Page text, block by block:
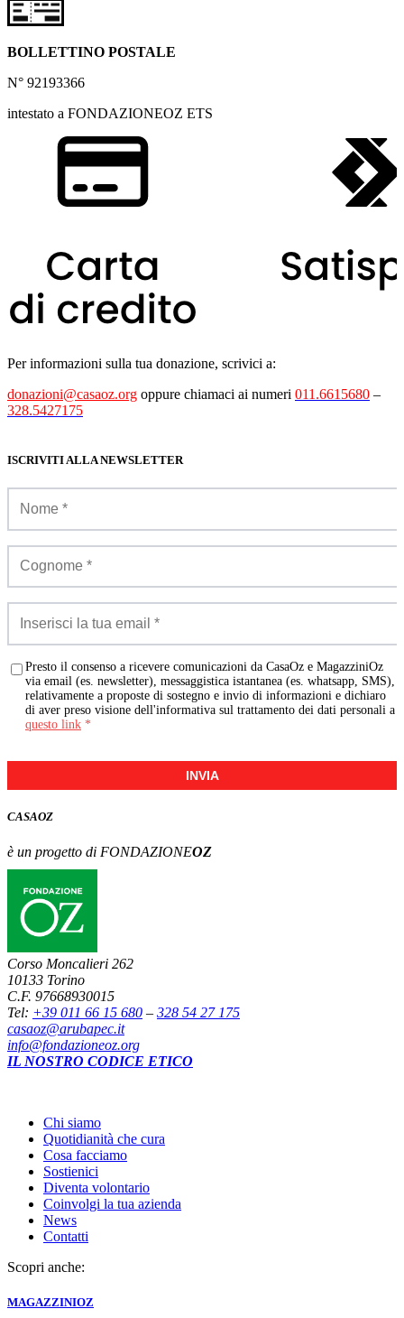
BOLLETTINO POSTALE
N° 92193366
intestato a FONDAZIONEOZ ETS
Per informazioni sulla tua donazione, scrivici a:
donazioni@casaoz.org oppure chiamaci ai numeri 011.6615680 –
328.5427175
ISCRIVITI ALLA NEWSLETTER
Presto il consenso a ricevere comunicazioni da CasaOz e MagazziniOz
via email (es. newsletter), messaggistica istantanea (es. whatsapp, SMS),
relativamente a proposte di sostegno e invio di informazioni e dichiaro
di aver preso visione dell'informativa sul trattamento dei dati personali a
questo link *
INVIA
CASAOZ
è un progetto di FONDAZIONEOZ
Corso Moncalieri 262
10133 Torino
C.F. 97668930015
Tel: +39 011 66 15 680 – 328 54 27 175
casaoz@arubapec.it
info@fondazioneoz.org
IL NOSTRO CODICE ETICO
Chi siamo
Quotidianità che cura
Cosa facciamo
Sostienici
Diventa volontario
Coinvolgi la tua azienda
News
Contatti
Scopri anche:
MAGAZZINIOZ